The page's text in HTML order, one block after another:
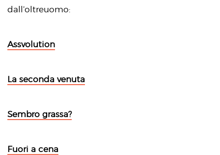
dall’oltreuomo:
Assvolution
La seconda venuta
Sembro grassa?
Fuori a cena